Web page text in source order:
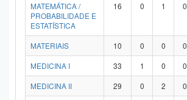
MATEMÁTICA /
PROBABILIDADE E
ESTATÍSTICA
16 0 1 0
MATERIAIS 10 0 0 0
MEDICINA I
33 1 0 0
MEDICINA II
29 0 2 0